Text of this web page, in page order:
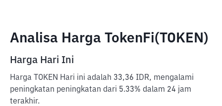
Analisa Harga TokenFi(TOKEN)
Harga Hari Ini
Harga TOKEN Hari ini adalah 33,36 IDR, mengalami
peningkatan peningkatan dari 5.33% dalam 24 jam
terakhir.